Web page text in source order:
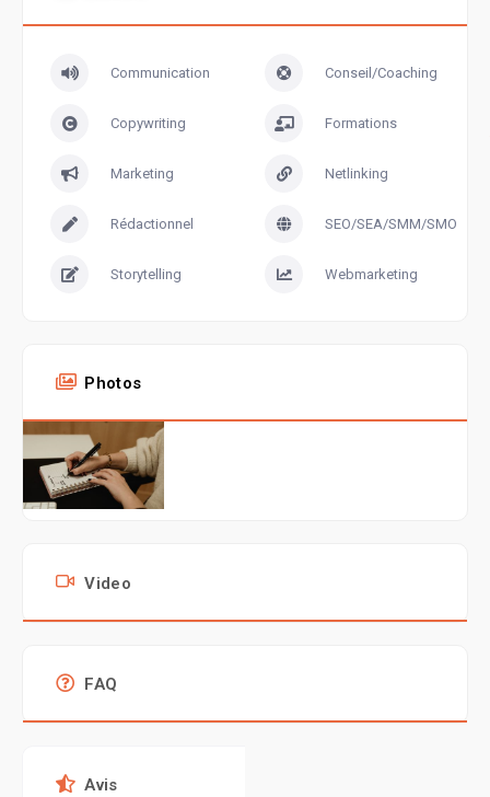
Communication Conseil/Coaching
Copywriting Formations
Marketing Netlinking
Rédactionnel SEO/SEA/SMM/SMO
Storytelling Webmarketing
Photos
Video
FAQ
Avis